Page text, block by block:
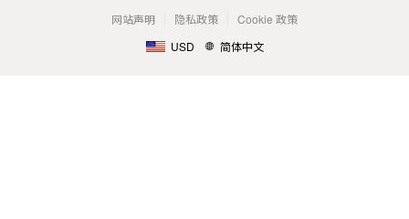
网站声明
隐私政策
Cookie 政策
USD
简体中文